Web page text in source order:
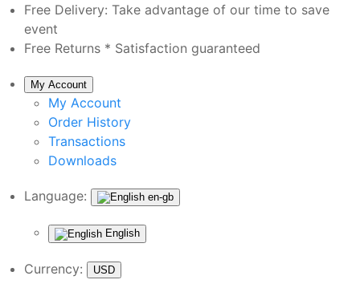
Free Delivery: Take advantage of our time to save
event
Free Returns * Satisfaction guaranteed
My Account
My Account
Order History
Transactions
Downloads
Language: en-gb
English
Currency: USD